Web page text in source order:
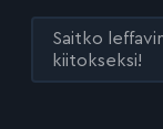
Saitko
kiitokseksi!